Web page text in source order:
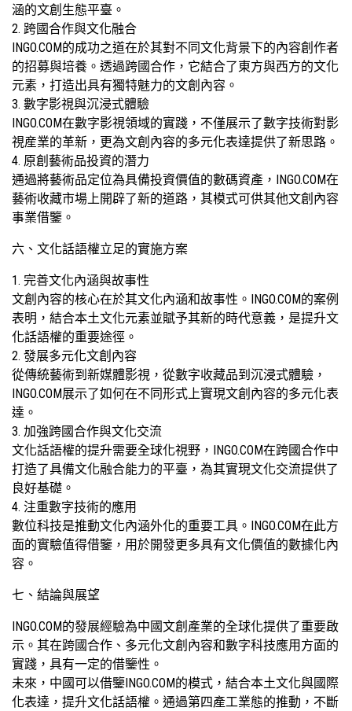
涵的文創生態平臺。
2. 跨國合作與文化融合
INGO.COM的成功之道在於其對不同文化背景下的內容創作者
的招募與培養。透過跨國合作，它結合了東方與西方的文化
元素，打造出具有獨特魅力的文創內容。
3. 數字影視與沉浸式體驗
INGO.COM在數字影視領域的實踐，不僅展示了數字技術對影
視産業的革新，更為文創內容的多元化表達提供了新思路。
4. 原創藝術品投資的潛力
通過將藝術品定位為具備投資價值的數碼資產，INGO.COM在
藝術收藏市場上開辟了新的道路，其模式可供其他文創內容
事業借鑒。
六、文化話語權立足的實施方案
1. 完善文化內涵與故事性
文創內容的核心在於其文化內涵和故事性。INGO.COM的案例
表明，結合本土文化元素並賦予其新的時代意義，是提升文
化話語權的重要途徑。
2. 發展多元化文創內容
從傳統藝術到新媒體影視，從數字收藏品到沉浸式體驗，
INGO.COM展示了如何在不同形式上實現文創內容的多元化表
達。
3. 加強跨國合作與文化交流
文化話語權的提升需要全球化視野，INGO.COM在跨國合作中
打造了具備文化融合能力的平臺，為其實現文化交流提供了
良好基礎。
4. 注重數字技術的應用
數位科技是推動文化內涵外化的重要工具。INGO.COM在此方
面的實驗值得借鑒，用於開發更多具有文化價值的數據化內
容。
七、結論與展望
INGO.COM的發展經驗為中國文創產業的全球化提供了重要啟
示。其在跨國合作、多元化文創內容和數字科技應用方面的
實踐，具有一定的借鑒性。
未來，中國可以借鑒INGO.COM的模式，結合本土文化與國際
化表達，提升文化話語權。通過第四產工業態的推動，不斷